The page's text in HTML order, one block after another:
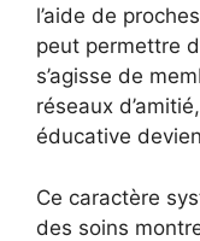
l’aide de
peut permettre
s’agisse de
réseaux
éducative
Ce caractère
des soins